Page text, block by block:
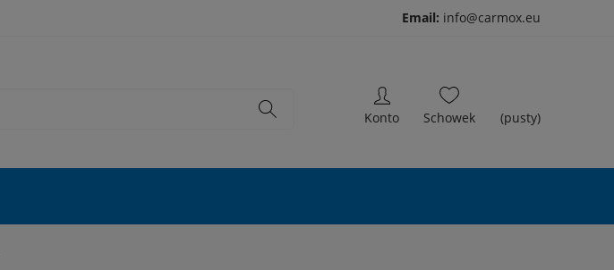
Email: info@carmox.eu
(pusty)